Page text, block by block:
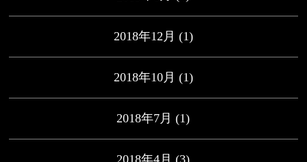
2018年12月 (1)
2018年10月 (1)
2018年7月 (1)